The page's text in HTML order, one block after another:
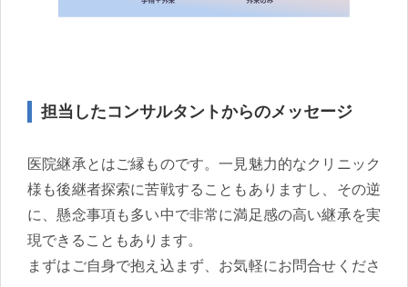
担当したコンサルタントからのメッセージ
医院継承とはご縁ものです。一見魅力的なクリニック
様も後継者探索に苦戦することもありますし、その逆
に、懸念事項も多い中で非常に満足感の高い継承を実
現できることもあります。
まずはご自身で抱え込まず、お気軽にお問合せくださ